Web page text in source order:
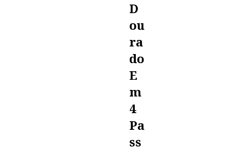
D
Ou
Ra
Do
E
M
4
Pa
Ss